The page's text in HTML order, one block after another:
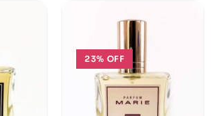
23% OFF